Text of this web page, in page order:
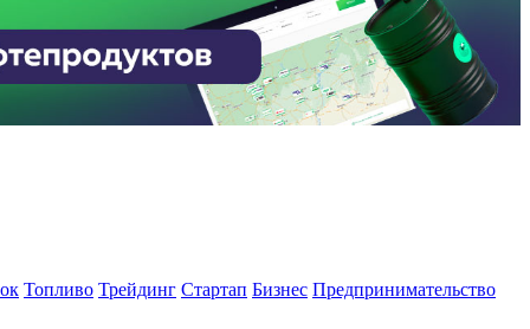
Топливо Трейдинг Стартап Бизнес Предпринимательство